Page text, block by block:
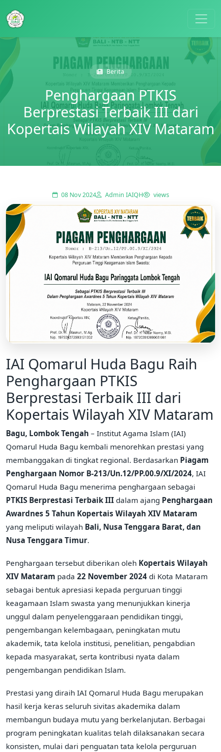
Berita
Penghargaan PTKIS
Berprestasi Terbaik III dari
Kopertais Wilayah XIV Mataram
08 Nov 2024 Admin IAIQH views
IAI Qomarul Huda Bagu Raih
Penghargaan PTKIS
Berprestasi Terbaik III dari
Kopertais Wilayah XIV Mataram
Bagu, Lombok Tengah – Institut Agama Islam (IAI)
Qomarul Huda Bagu kembali menorehkan prestasi yang
membanggakan di tingkat regional. Berdasarkan Piagam
Penghargaan Nomor B-213/Un.12/PP.00.9/XI/2024, IAI
Qomarul Huda Bagu menerima penghargaan sebagai
PTKIS Berprestasi Terbaik III dalam ajang Penghargaan
Awardnes 5 Tahun Kopertais Wilayah XIV Mataram
yang meliputi wilayah Bali, Nusa Tenggara Barat, dan
Nusa Tenggara Timur.
Penghargaan tersebut diberikan oleh Kopertais Wilayah
XIV Mataram pada 22 November 2024 di Kota Mataram
sebagai bentuk apresiasi kepada perguruan tinggi
keagamaan Islam swasta yang menunjukkan kinerja
unggul dalam penyelenggaraan pendidikan tinggi,
pengembangan kelembagaan, peningkatan mutu
akademik, tata kelola institusi, penelitian, pengabdian
kepada masyarakat, serta kontribusi nyata dalam
pengembangan pendidikan Islam.
Prestasi yang diraih IAI Qomarul Huda Bagu merupakan
hasil kerja keras seluruh sivitas akademika dalam
membangun budaya mutu yang berkelanjutan. Berbagai
program peningkatan kualitas telah dilaksanakan secara
konsisten, mulai dari penguatan tata kelola perguruan